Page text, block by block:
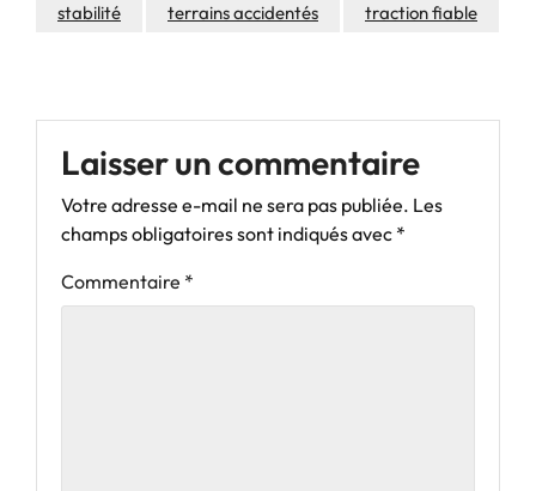
stabilité
terrains accidentés traction fiable
Laisser un commentaire
Votre adresse e-mail ne sera pas publiée. Les
champs obligatoires sont indiqués avec *
Commentaire *